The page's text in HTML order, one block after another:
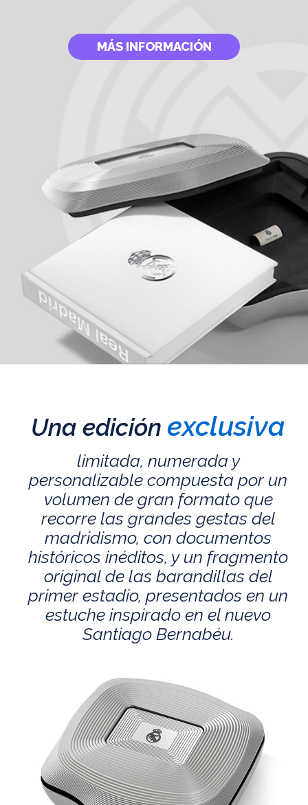
MÁS INFORMACIÓN
Una edición exclusiva
limitada, numerada y
personalizable compuesta por un
volumen de gran formato que
recorre las grandes gestas del
madridismo, con documentos
históricos inéditos, y un fragmento
original de las barandillas del
primer estadio, presentados en un
estuche inspirado en el nuevo
Santiago Bernabéu.